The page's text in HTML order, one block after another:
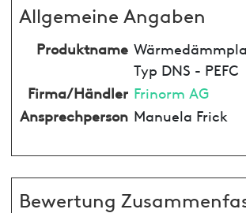
Allgemeine Angaben
Produktname
Typ DNS - PEFC
Firma/Händler Frinorm AG
Ansprechperson Manuela Frick
Bewertung